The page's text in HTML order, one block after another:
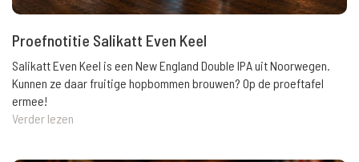
Proefnotitie Salikatt Even Keel
Salikatt Even Keel is een New England Double IPA uit Noorwegen.
Kunnen ze daar fruitige hopbommen brouwen? Op de proeftafel
ermee!
Verder lezen